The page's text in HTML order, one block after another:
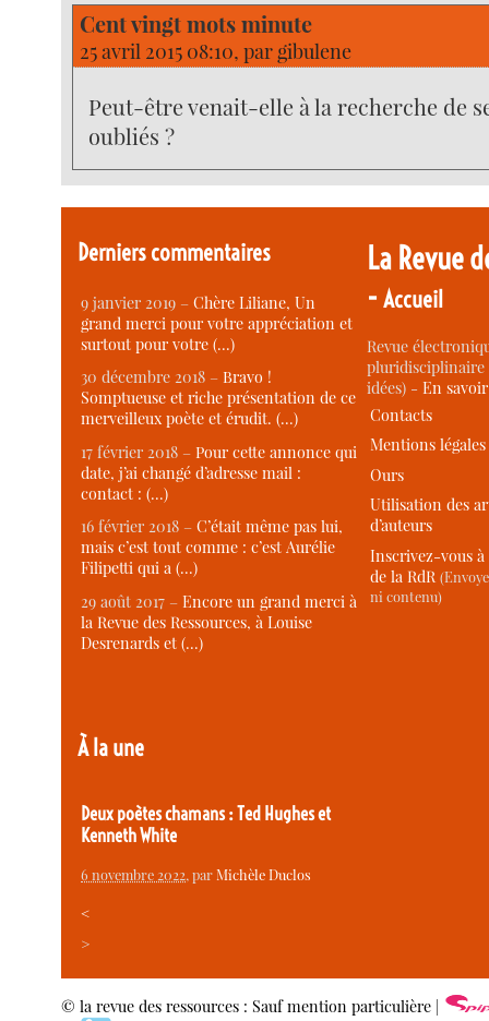
Cent vingt mots minute
25 avril 2015 08:10, pargibulene
Peut-être venait-elle à la recherche de
oubliés ?
Derniers commentaires
9 janvier 2019 –Chère Liliane, Un
grand merci pour votre appréciation et
surtout pour votre (…)
30 décembre 2018 –Bravo !
Somptueuse et riche présentation de ce
merveilleux poète et érudit. (…)
17 février 2018 –Pour cette annonce qui
date, j’ai changé d’adresse mail :
contact : (…)
16 février 2018 –C’était même pas lui,
mais c’est tout comme : c’est Aurélie
Filipetti qui a (…)
29 août 2017 –Encore un grand merci à
la Revue des Ressources, à Louise
Desrenards et (…)
À la une
Deux poètes chamans : Ted Hughes et
Kenneth White
6 novembre 2022, parMichèle Duclos
<
>
La Revue
-Accueil
Revue
idées) -En
Contacts
Mentions légales
Ours
Utilisation des
d’auteurs
Inscrivez-vous
de la RdR
ni contenu)
© la revue des ressources : Sauf mention particulière |